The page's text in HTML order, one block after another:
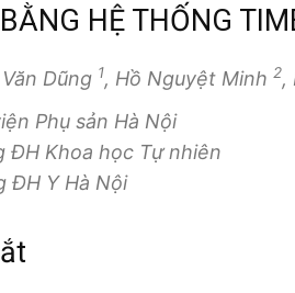
HỆ THỐNG
Dũng 1, Hồ Nguyệt Minh 2,
Phụ sản Hà Nội
ĐH Khoa học Tự nhiên
ĐH Y Hà Nội